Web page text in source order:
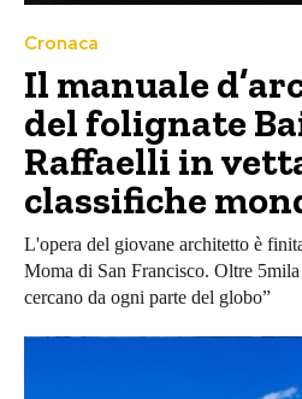
Cronaca
Il manuale
del folignate
Raffaelli in
classifiche
L'opera del giovane architetto è
Moma di San Francisco. Oltre
cercano da ogni parte del globo”